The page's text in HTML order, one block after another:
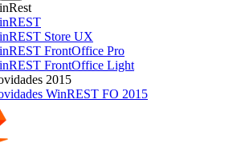
Store UX
FrontOffice Pro
FrontOffice Light
2015
WinREST FO 2015